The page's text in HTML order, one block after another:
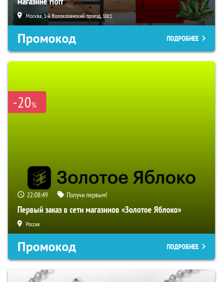
Москва, 1-й Волоколамский проезд, 10с1
Промокод ПОДРОБНЕЕ
-20%
22:08:48 Получи первым!
Первый заказ в сети магазинов «Золотое Яблоко»
Россия
Промокод ПОДРОБНЕЕ